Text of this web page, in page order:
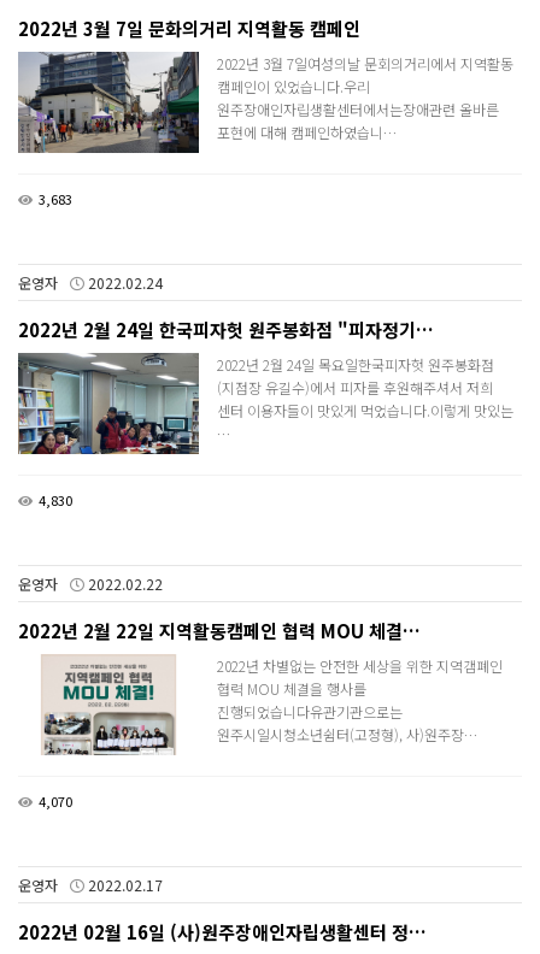
2022년 3월 7일 문화의거리 지역활동 캠페인
2022년 3월 7일여성의날 문회의거리에서 지역활동
캠페인이 있었습니다.우리
원주장애인자립생활센터에서는장애관련 올바른
포현에 대해 캠페인하였습니…
3,683
운영자 2022.02.24
2022년 2월 24일 한국피자헛 원주봉화점 "피자정기…
2022년 2월 24일 목요일한국피자헛 원주봉화점
(지점장 유길수)에서 피자를 후원해주셔서 저희
센터 이용자들이 맛있게 먹었습니다.이렇게 맛있는
…
4,830
운영자 2022.02.22
2022년 2월 22일 지역활동캠페인 협력 MOU 체결…
2022년 차별없는 안전한 세상을 위한 지역갬폐인
협력 MOU 체결을 행사를
진행되었습니다유관기관으로는
원주시일시청소년쉼터(고정형), 사)원주장…
4,070
운영자 2022.02.17
2022년 02월 16일 (사)원주장애인자립생활센터 정…